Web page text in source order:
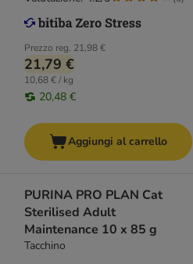
Prezzo reg. 21,98 €
21,79 €
10,68 € / kg
20,48 €
Aggiungi al carrello
PURINA PRO PLAN Cat
Sterilised Adult
Maintenance 10 x 85 g
Tacchino